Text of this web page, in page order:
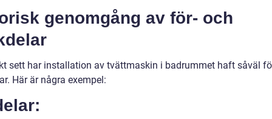
genomgång av för- och
sett har installation av tvättmaskin i badrummet haft såväl
Här är några exempel: